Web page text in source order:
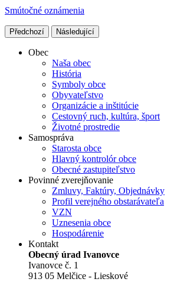
Smútočné oznámenia
Předchozí Následující
Obec
Naša obec
História
Symboly obce
Obyvateľstvo
Organizácie a inštitúcie
Cestovný ruch, kultúra, šport
Životné prostredie
Samospráva
Starosta obce
Hlavný kontrolór obce
Obecné zastupiteľstvo
Povinné zverejňovanie
Zmluvy, Faktúry, Objednávky
Profil verejného obstarávateľa
VZN
Uznesenia obce
Hospodárenie
Kontakt
Obecný úrad Ivanovce
Ivanovce č. 1
913 05 Melčice - Lieskové